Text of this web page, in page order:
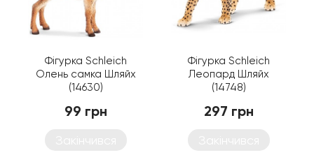
Фігурка Schleich
Олень самка Шляйх
(14630)
99 грн
Фігурка Schleich
Леопард Шляйх
(14748)
297 грн